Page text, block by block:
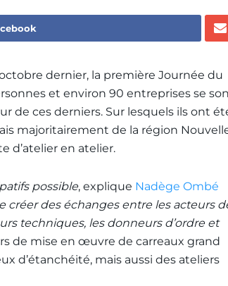
octobre dernier, la première Journée du
et environ 90 entreprises se
de ces derniers. Sur lesquels ils ont
majoritairement de la région
d’atelier en atelier.
possible, explique Nadège Ombé
créer des échanges entre les acteurs
techniques, les donneurs d’ordre et
de mise en œuvre de carreaux grand
d’étanchéité, mais aussi des ateliers